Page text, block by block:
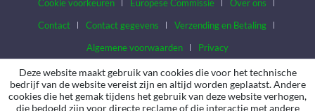
Cookie voorkeuren Europese Commissie
Over ons
Contact
Contact gegevens
Verzending en Betaling
Algemene voorwaarden
Privacy
Deze website maakt gebruik van cookies die voor het technische
bedrijf van de website vereist zijn en altijd worden geplaatst. Andere
cookies die het gemak tijdens het gebruik van deze website verhogen,
die bedoeld zijn voor directe reclame of die interactie met andere